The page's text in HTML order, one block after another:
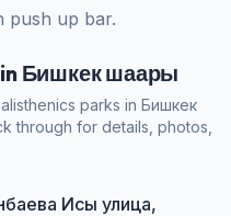
push up bar.
in Бишкек шаары
parks in Бишкек
through for details, photos,
Исы улица,